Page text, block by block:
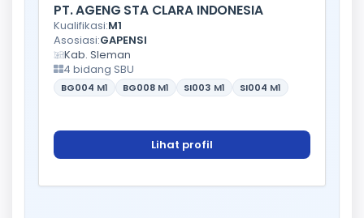
PT. AGENG STA CLARA INDONESIA
Kualifikasi:M1
Asosiasi:GAPENSI
Kab. Sleman
4 bidang SBU
BG004 M1 BG008 M1 SI003 M1 SI004 M1
Lihat profil